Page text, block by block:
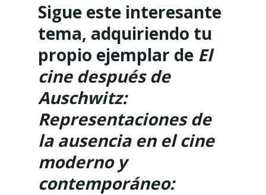
Sigue este interesante
tema, adquiriendo tu
propio ejemplar de El
cine después de
Auschwitz:
Representaciones de
la ausencia en el cine
moderno y
contemporáneo: